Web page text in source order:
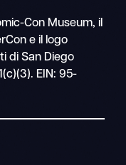
Navigazione
mobile
Ricerca
Con Museum, il
e il logo
di San Diego
EIN: 95-